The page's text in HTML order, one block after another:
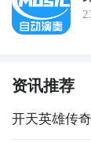
资讯推荐
开天英雄传